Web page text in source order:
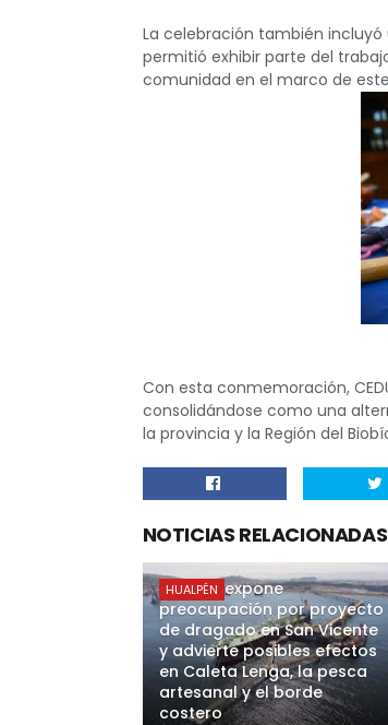
La celebración también
permitió exhibir parte del
comunidad en el marco de
Con esta conmemoración,
consolidándose como una
la provincia y la Región del
NOTICIAS RELACIONADAS
HUALPÉN
Alcalde expone
preocupación por proyecto
de dragado en San Vicente
y advierte posibles efectos
en Caleta Lenga, la pesca
artesanal y el borde
costero